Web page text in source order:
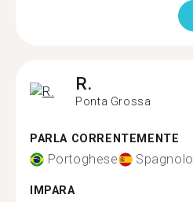
R.
Ponta Grossa
PARLA CORRENTEMENTE
Portoghese Spagnolo
IMPARA